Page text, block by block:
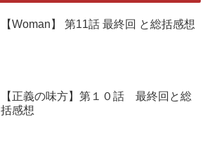
【Woman】 第11話 最終回 と総括感想
【正義の味方】第１０話 最終回と総
括感想